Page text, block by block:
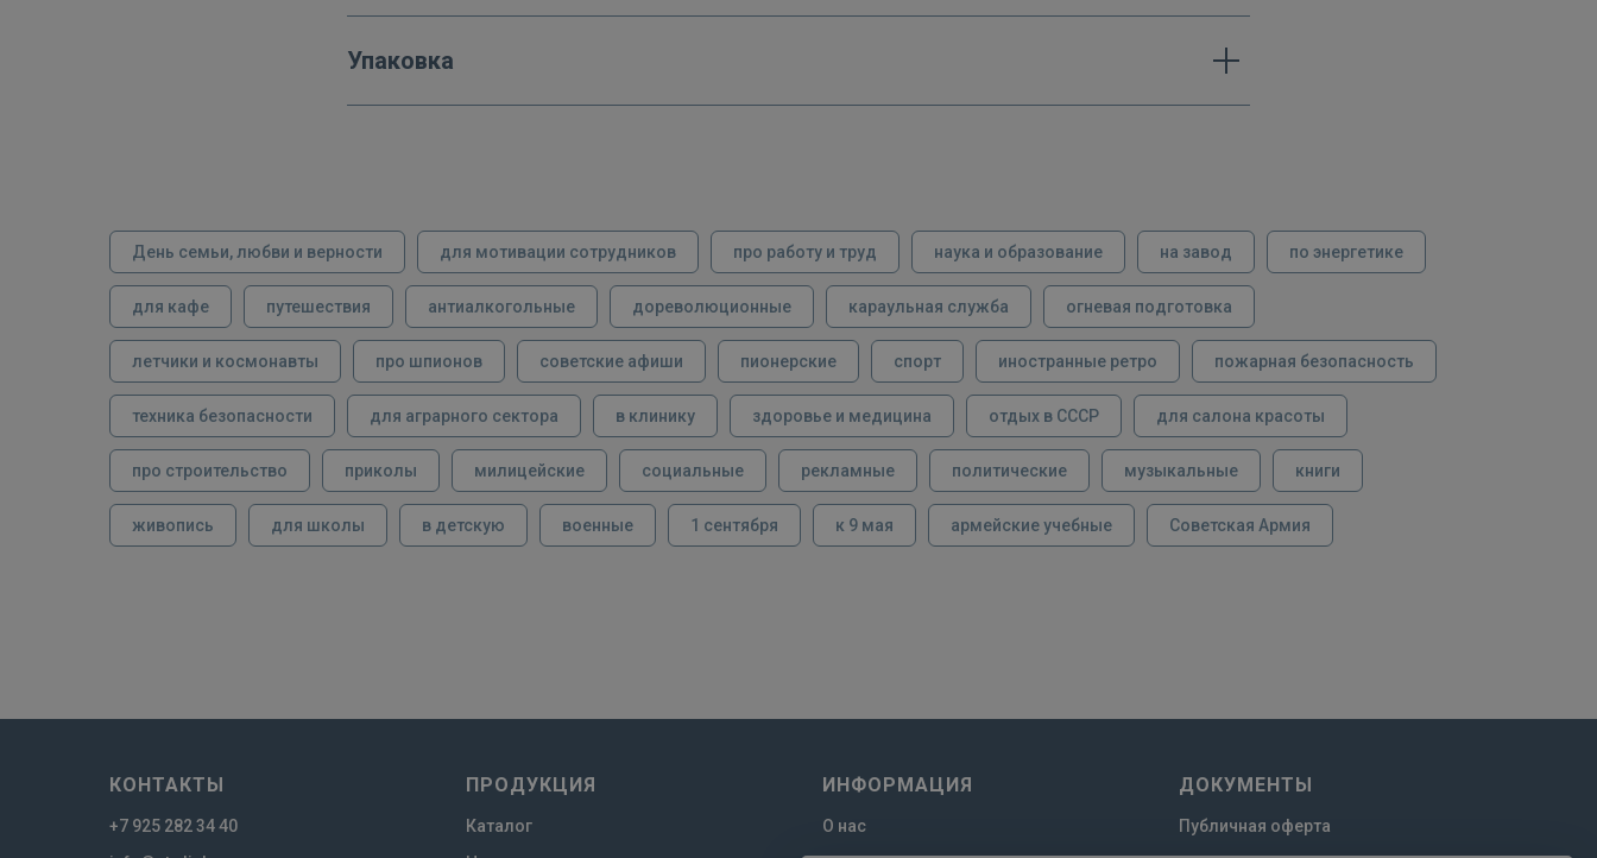
Упаковка
День семьи, любви и верности для мотивации сотрудников про работу и труд наука и образование на завод по энергетике
для кафе путешествия антиалкогольные дореволюционные караульная служба огневая подготовка
летчики и космонавты про шпионов советские афиши пионерские спорт иностранные ретро пожарная безопасность
техника безопасности для аграрного сектора в клинику здоровье и медицина отдых в СССР для салона красоты
про строительство приколы милицейские социальные рекламные политические музыкальные книги
живопись для школы в детскую военные 1 сентября к 9 мая армейские учебные Советская Армия
КОНТАКТЫ
+7 925 282 34 40
ПРОДУКЦИЯ
Каталог
ИНФОРМАЦИЯ
О нас
ДОКУМЕНТЫ
Публичная оферта